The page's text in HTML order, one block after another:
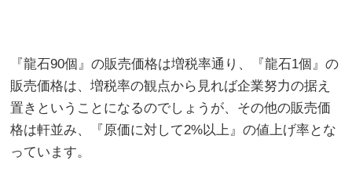
『龍石90個』の販売価格は増税率通り、『龍石1個』の
販売価格は、増税率の観点から見れば企業努力の据え
置きということになるのでしょうが、その他の販売価
格は軒並み、『原価に対して2%以上』の値上げ率とな
っています。